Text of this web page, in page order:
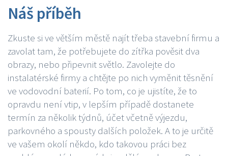
Náš příběh
Zkuste si ve větším městě najít třeba stavební firmu a
zavolat tam, že potřebujete do zítřka pověsit dva
obrazy, nebo připevnit světlo. Zavolejte do
instalatérské firmy a chtějte po nich vyměnit těsnění
ve vodovodní baterií. Po tom, co je ujistíte, že to
opravdu není vtip, v lepším případě dostanete
termín za několik týdnů, účet včetně výjezdu,
parkovného a spousty dalších položek. A to je určitě
ve vašem okolí někdo, kdo takovou práci bez